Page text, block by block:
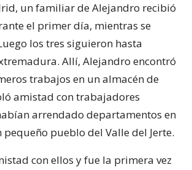
un familiar de Alejandro recibió
el primer día, mientras se
los tres siguieron hasta
Allí, Alejandro encontró
trabajos en un almacén de
amistad con trabajadores
arrendado departamentos en
pueblo del Valle del Jerte.
con ellos y fue la primera vez